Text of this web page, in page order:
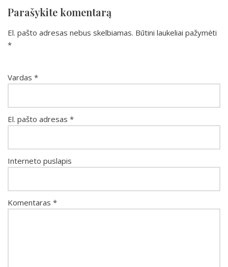
Parašykite komentarą
El. pašto adresas nebus skelbiamas. Būtini laukeliai pažymėti
*
Vardas *
El. pašto adresas *
Interneto puslapis
Komentaras *